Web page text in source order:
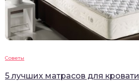
Советы
5 лучших матрасов для кровати